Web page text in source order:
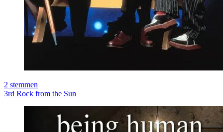
2 stemmen
3rd Rock from the Sun